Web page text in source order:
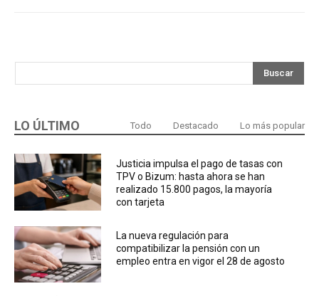
Buscar
LO ÚLTIMO Todo Destacado Lo más popular
Justicia impulsa el pago de tasas con
TPV o Bizum: hasta ahora se han
realizado 15.800 pagos, la mayoría
con tarjeta
La nueva regulación para
compatibilizar la pensión con un
empleo entra en vigor el 28 de agosto